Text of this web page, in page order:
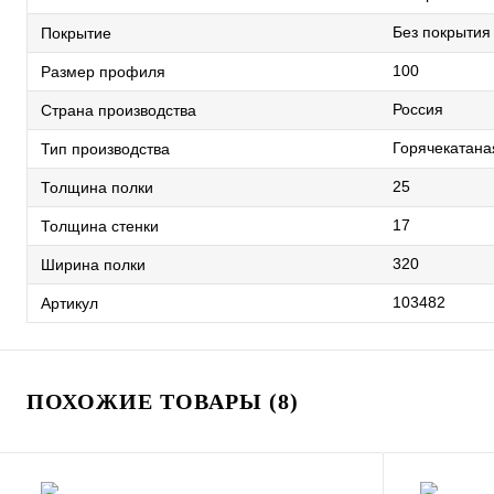
Покрытие Без покрытия
Размер профиля 100
Страна производства Россия
Тип производства
Толщина полки 25
Толщина стенки 17
Ширина полки 320
Артикул 103482
ПОХОЖИЕ ТОВАРЫ (8)